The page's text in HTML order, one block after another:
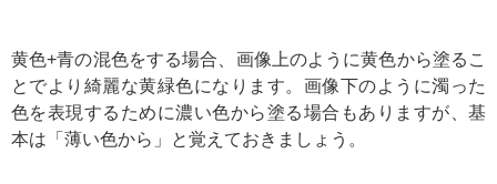
黄色+青の混色をする場合、画像上のように黄色から塗るこ
とでより綺麗な黄緑色になります。画像下のように濁った
色を表現するために濃い色から塗る場合もありますが、基
本は「薄い色から」と覚えておきましょう。